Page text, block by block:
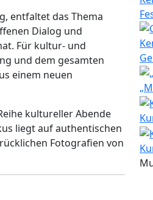
entfaltet das Thema
Dialog und
Für kultur- und
und dem gesamten
einem neuen
kultureller Abende
liegt auf authentischen
Fotografien von